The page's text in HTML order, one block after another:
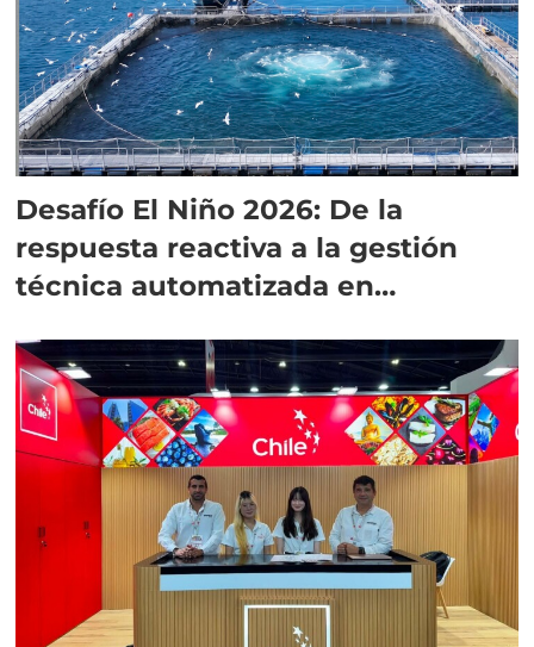
Desafío El Niño 2026: De la
respuesta reactiva a la gestión
técnica automatizada en